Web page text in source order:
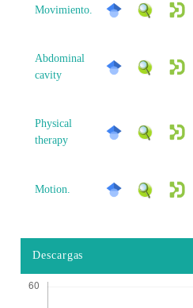
Movimiento.
Abdominal
cavity
Physical
therapy
Motion.
Descargas